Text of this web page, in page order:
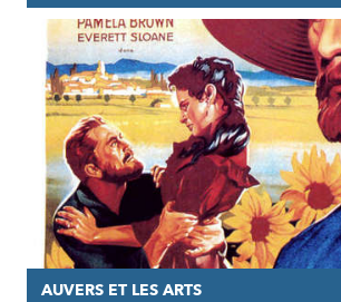
AUVERS ET LES ARTS